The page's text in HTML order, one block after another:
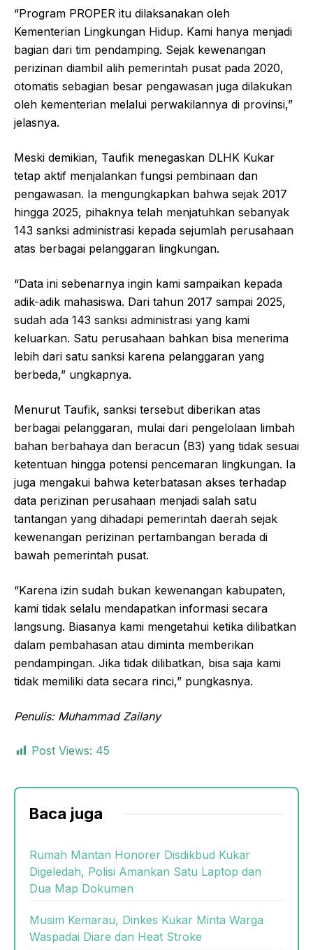
“Program PROPER itu dilaksanakan oleh
Kementerian Lingkungan Hidup. Kami hanya menjadi
bagian dari tim pendamping. Sejak kewenangan
perizinan diambil alih pemerintah pusat pada 2020,
otomatis sebagian besar pengawasan juga dilakukan
oleh kementerian melalui perwakilannya di provinsi,”
jelasnya.
Meski demikian, Taufik menegaskan DLHK Kukar
tetap aktif menjalankan fungsi pembinaan dan
pengawasan. Ia mengungkapkan bahwa sejak 2017
hingga 2025, pihaknya telah menjatuhkan sebanyak
143 sanksi administrasi kepada sejumlah perusahaan
atas berbagai pelanggaran lingkungan.
“Data ini sebenarnya ingin kami sampaikan kepada
adik-adik mahasiswa. Dari tahun 2017 sampai 2025,
sudah ada 143 sanksi administrasi yang kami
keluarkan. Satu perusahaan bahkan bisa menerima
lebih dari satu sanksi karena pelanggaran yang
berbeda,” ungkapnya.
Menurut Taufik, sanksi tersebut diberikan atas
berbagai pelanggaran, mulai dari pengelolaan limbah
bahan berbahaya dan beracun (B3) yang tidak sesuai
ketentuan hingga potensi pencemaran lingkungan. Ia
juga mengakui bahwa keterbatasan akses terhadap
data perizinan perusahaan menjadi salah satu
tantangan yang dihadapi pemerintah daerah sejak
kewenangan perizinan pertambangan berada di
bawah pemerintah pusat.
“Karena izin sudah bukan kewenangan kabupaten,
kami tidak selalu mendapatkan informasi secara
langsung. Biasanya kami mengetahui ketika dilibatkan
dalam pembahasan atau diminta memberikan
pendampingan. Jika tidak dilibatkan, bisa saja kami
tidak memiliki data secara rinci,” pungkasnya.
Penulis: Muhammad Zailany
Post Views: 45
Baca juga
Rumah Mantan Honorer Disdikbud Kukar
Digeledah, Polisi Amankan Satu Laptop dan
Dua Map Dokumen
Musim Kemarau, Dinkes Kukar Minta Warga
Waspadai Diare dan Heat Stroke